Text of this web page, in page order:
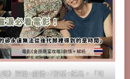
》評論+劇情+7解析+結局，「時